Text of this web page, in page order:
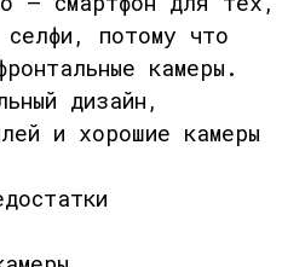
потому что
камеры.
дизайн,
и хорошие камеры